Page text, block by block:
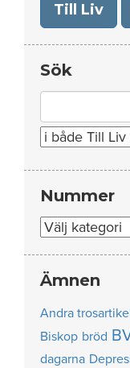
Till Liv
Sök
for:
Nummer
Nummer
Ämnen
Andra
Biskop bröd
dagarna